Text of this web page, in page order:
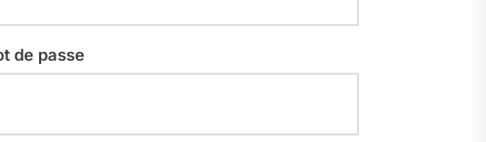
de passe